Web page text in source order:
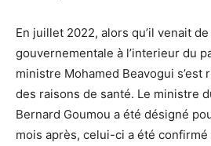
En juillet 2022, alors qu’il venait
gouvernementale à l’interieur du
ministre Mohamed Beavogui s’est
des raisons de santé. Le ministre
Bernard Goumou a été désigné
mois après, celui-ci a été confirmé